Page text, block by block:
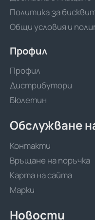
Политика за
Общи условия и
Профил
Профил
Дистрибутори
Бюлетин
Обслужване
Контакти
Връщане на поръчка
Карта на сайта
Марки
Новости